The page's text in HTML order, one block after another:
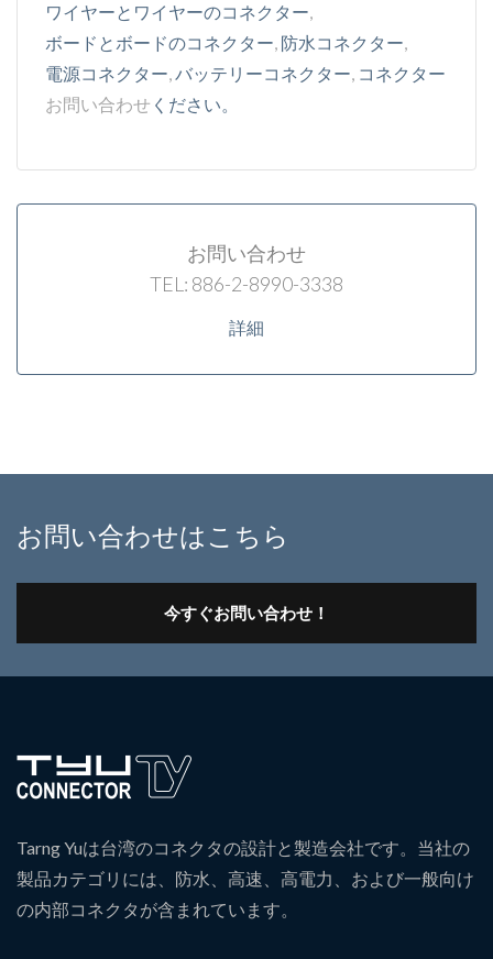
ワイヤーとワイヤーのコネクター,
ボードとボードのコネクター, 防水コネクター,
電源コネクター,バッテリーコネクター, コネクター
お問い合わせ ください。
お問い合わせ
TEL: 886-2-8990-3338
詳細
お問い合わせはこちら
今すぐお問い合わせ！
Tarng Yuは台湾のコネクタの設計と製造会社です。当社の
製品カテゴリには、防水、高速、高電力、および一般向け
の内部コネクタが含まれています。